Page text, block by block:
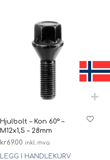
Hjulbolt – Kon 60° –
M12x1,5 – 28mm
kr69.00 inkl. mva
LEGG I HANDLEKURV